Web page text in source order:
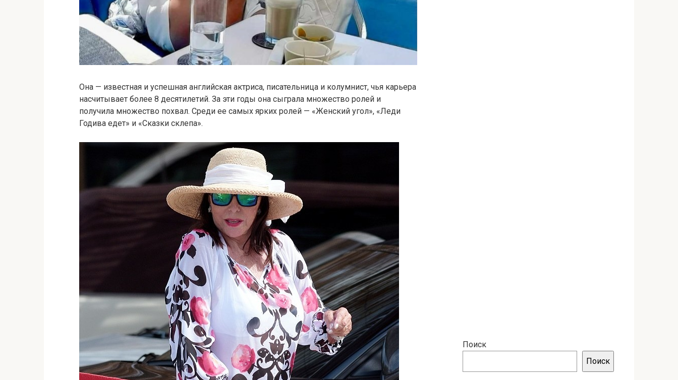
Она — известная и успешная английская актриса, писательница и колумнист, чья карьера
насчитывает более 8 десятилетий. За эти годы она сыграла множество ролей и
получила множество похвал. Среди ее самых ярких ролей — «Женский угол», «Леди
Годива едет» и «Сказки склепа».
Поиск
Поиск